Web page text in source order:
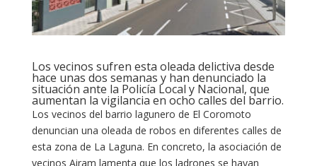
Los vecinos sufren esta oleada delictiva desde
hace unas dos semanas y han denunciado la
situación ante la Policía Local y Nacional, que
aumentan la vigilancia en ocho calles del barrio.
Los vecinos del barrio lagunero de El Coromoto
denuncian una oleada de robos en diferentes calles de
esta zona de La Laguna. En concreto, la asociación de
vecinos Airam lamenta que los ladrones se hayan